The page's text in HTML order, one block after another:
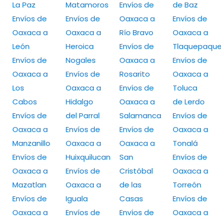
La Paz
Envíos de
Oaxaca a
León
Envíos de
Oaxaca a
Los
Cabos
Envíos de
Oaxaca a
Manzanillo
Envíos de
Oaxaca a
Mazatlan
Envíos de
Oaxaca a
Matamoros
Envíos de
Oaxaca a
Heroica
Nogales
Envíos de
Oaxaca a
Hidalgo
del Parral
Envíos de
Oaxaca a
Huixquilucan
Envíos de
Oaxaca a
Iguala
Envíos de
Envíos de
Oaxaca a
Río Bravo
Envíos de
Oaxaca a
Rosarito
Envíos de
Oaxaca a
Salamanca
Envíos de
Oaxaca a
San
Cristóbal
de las
Casas
Envíos de
de Baz
Envíos de
Oaxaca a
Envíos de
Oaxaca a
Toluca
de Lerdo
Envíos de
Oaxaca a
Tonalá
Envíos de
Oaxaca a
Torreón
Envíos de
Oaxaca a